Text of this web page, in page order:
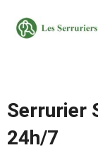
Serrurier
24h/7